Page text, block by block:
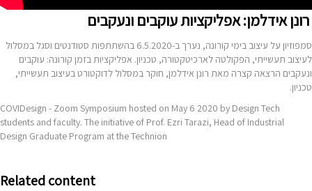
רונן אידלמן: אפליקציות עוקבים ונעקבים
סמפוזיון על עיצוב בימי קורונה, נערך ב-6.5.2020 בהשתתפות סטודנטים וסגל במסלול
לעיצוב תעשייתי, הפקולטה לארכיטקטורה, טכניון. אפליקציות בזמן קורונה: עוקבים
ונעקבים הרצאה קצרה מאת רונן אידלמן, חוקר במסלול לדוקטורט בעיצוב תעשייתי,
טכניון.
COVIDesign - Zoom Symposium hosted on May 6 2020 by Design Tech
students and faculty. The initiative of Prof. Ezri Tarazi, Head of Industrial
Design Graduate Program at the Technion
Related content